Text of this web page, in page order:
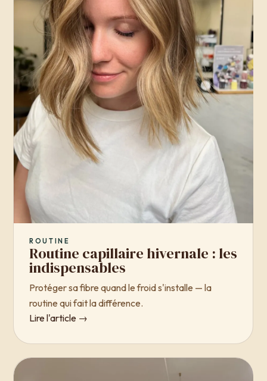
ROUTINE
Routine capillaire hivernale : les
indispensables
Protéger sa fibre quand le froid s'installe — la
routine qui fait la différence.
Lire l'article →